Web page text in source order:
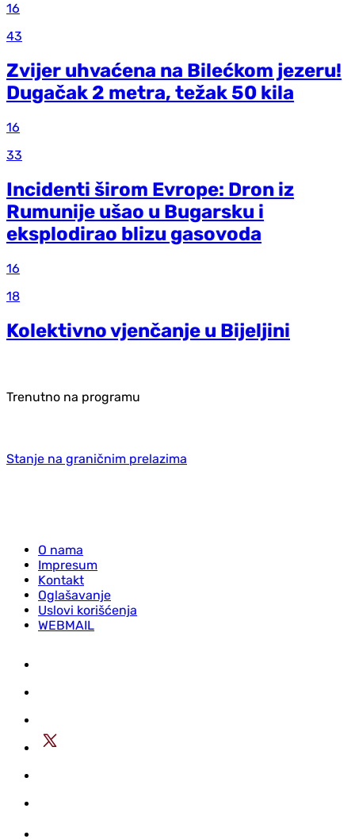
16
43
Zvijer uhvaćena na Bilećkom jezeru!
Dugačak 2 metra, težak 50 kila
16
33
Incidenti širom Evrope: Dron iz
Rumunije ušao u Bugarsku i
eksplodirao blizu gasovoda
16
18
Kolektivno vjenčanje u Bijeljini
Trenutno na programu
Stanje na graničnim prelazima
O nama
Impresum
Kontakt
Oglašavanje
Uslovi korišćenja
WEBMAIL